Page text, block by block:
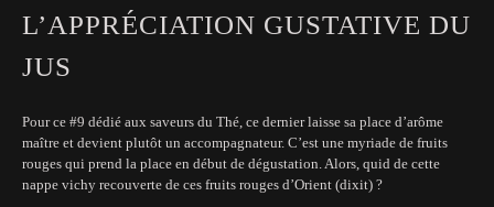
L’APPRÉCIATION GUSTATIVE DU
JUS
Pour ce #9 dédié aux saveurs du Thé, ce dernier laisse sa place d’arôme
maître et devient plutôt un accompagnateur. C’est une myriade de fruits
rouges qui prend la place en début de dégustation. Alors, quid de cette
nappe vichy recouverte de ces fruits rouges d’Orient (dixit) ?